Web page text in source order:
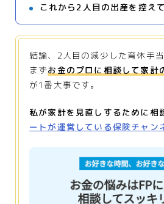
これから2人目の出産を控え
結論、2人目の減少した育休手
まずお金のプロに相談して家計
が1番大事です。
私が家計を見直しするために相
ートが運営している保険チャン